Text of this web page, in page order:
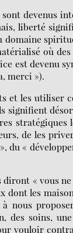
devenus
liberté
où
est devenu
merci »).
et les utiliser
signifient
de les
du «
« vous
dont les
nous
des soins,
vouloir